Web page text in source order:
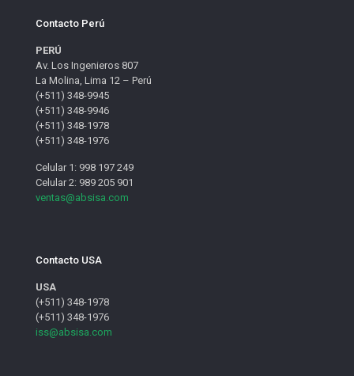
Contacto Perú
PERÚ
Av. Los Ingenieros 807
La Molina, Lima 12 – Perú
(+511) 348-9945
(+511) 348-9946
(+511) 348-1978
(+511) 348-1976
Celular 1: 998 197 249
Celular 2: 989 205 901
ventas@absisa.com
Contacto USA
USA
(+511) 348-1978
(+511) 348-1976
iss@absisa.com